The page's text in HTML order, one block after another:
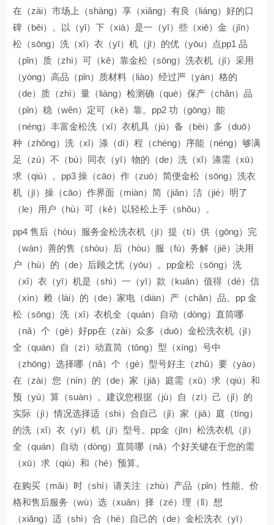
在（zài）市场上（shàng）享（xiǎng）有良（liáng）好的口
碑（bēi）。以（yǐ）下（xià）是一（yī）些（xiē）金（jīn）
松（sōng）洗（xǐ）衣（yī）机（jī）的优（yōu）点pp1 品
（pǐn）质（zhì）可（kě）靠金松（sōng）洗衣机（jī）采用
（yòng）高品（pǐn）质材料（liào）经过严（yán）格的
（de）质（zhì）量（liàng）检测确（què）保产（chǎn）品
（pǐn）稳（wěn）定可（kě）靠。pp2 功（gōng）能
（néng）丰富金松洗（xǐ）衣机具（jù）备（bèi）多（duō）
种（zhǒng）洗（xǐ）涤（dí）程（chéng）序能（néng）够满
足（zú）不（bù）同衣（yī）物的（de）洗（xǐ）涤需（xū）
求（qiú）。pp3 操（cāo）作（zuò）简便金松（sōng）洗衣
机（jī）操（cāo）作界面（miàn）简（jiǎn）洁（jié）明了
（le）用户（hù）可（kě）以轻松上手（shǒu）。
pp4 售后（hòu）服务金松洗衣机（jī）提（tí）供（gōng）完
（wán）善的售（shòu）后（hòu）服（fú）务解（jiě）决用
户（hù）的（de）后顾之忧（yōu）。pp金松（sōng）洗
（xǐ）衣（yī）机是（shì）一（yī）款（kuǎn）值得（dé）信
（xìn）赖（lài）的（de）家电（diàn）产（chǎn）品。pp 金
松（sōng）洗（xǐ）衣机全（quán）自动（dòng）直筒哪
（nǎ）个（gè）好pp在（zài）众多（duō）金松洗衣机（jī）
全（quán）自（zì）动直筒（tǒng）型（xíng）号中
（zhōng）选择哪（nǎ）个（gè）型号好主（zhǔ）要（yào）
在（zài）您（nín）的（de）家（jiā）庭需（xū）求（qiú）和
预（yù）算（suàn）。建议您根据（jù）自（zì）己（jǐ）的
实际（jì）情况选择适（shì）合自己（jǐ）家（jiā）庭（tíng）
的洗（xǐ）衣（yī）机（jī）型号。pp金（jīn）松洗衣机（jī）
全（quán）自动（dòng）直筒哪（nǎ）个好关键在于您的需
（xū）求（qiú）和（hé）预算。
在购买（mǎi）时（shí）请关注（zhù）产品（pǐn）性能、价
格和售后服务（wù）选（xuǎn）择（zé）理（lǐ）想
（xiǎng）适（shì）合（hé）自己的（de）金松洗衣（yī）